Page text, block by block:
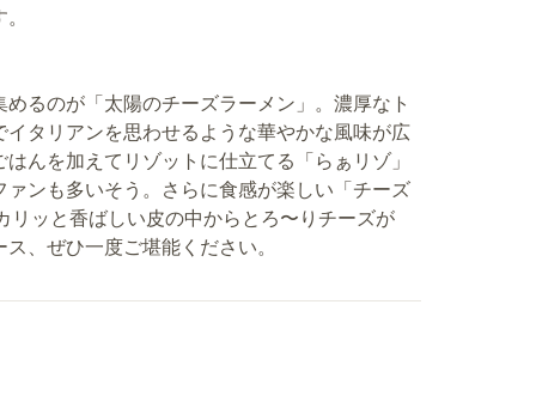
るのが「太陽のチーズラーメン」。濃厚なト
タリアンを思わせるような華やかな風味が広
んを加えてリゾットに仕立てる「らぁリゾ」
ンも多いそう。さらに食感が楽しい「チーズ
ッと香ばしい皮の中からとろ〜りチーズが
、ぜひ一度ご堪能ください。